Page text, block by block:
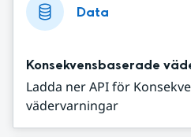
Data
Konsekvensbaserade
Ladda ner API för
vädervarningar